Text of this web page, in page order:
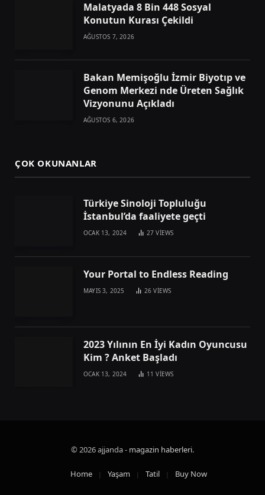
Malatyada 8 Bin 448 Sosyal
Konutun Kurası Çekildi
AĞUSTOS 7, 2026
Bakan Memişoğlu İzmir Biyotıp ve
Genom Merkezi nde Üreten Sağlık
Vizyonunu Açıkladı
AĞUSTOS 6, 2026
ÇOK OKUNANLAR
Türkiye Sinoloji Topluluğu
İstanbul’da faaliyete geçti
OCAK 13, 2024 27VIEWS
Your Portal to Endless Reading
MAYIS 3, 2025 26VIEWS
2023 Yılının En İyi Kadın Oyuncusu
Kim ? Anket Başladı
OCAK 13, 2024 11VIEWS
© 2026 ajjanda - magazin haberleri.
Home Yaşam Tatil Buy Now